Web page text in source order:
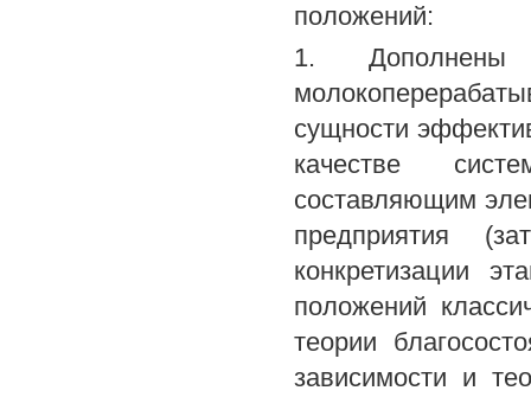
положений:
1. Дополнены
сущности
качестве
составляющим
предприятия
конкретизации
положений
теории
зависимости и